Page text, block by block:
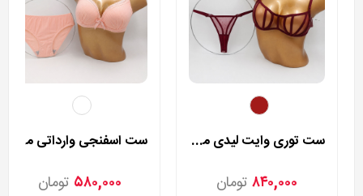
ست توری وایت لیدی مدل 40
۸۴۰,۰۰۰ تومان
ست اسفنجی وارداتی مدل 138
۵۸۰,۰۰۰ تومان